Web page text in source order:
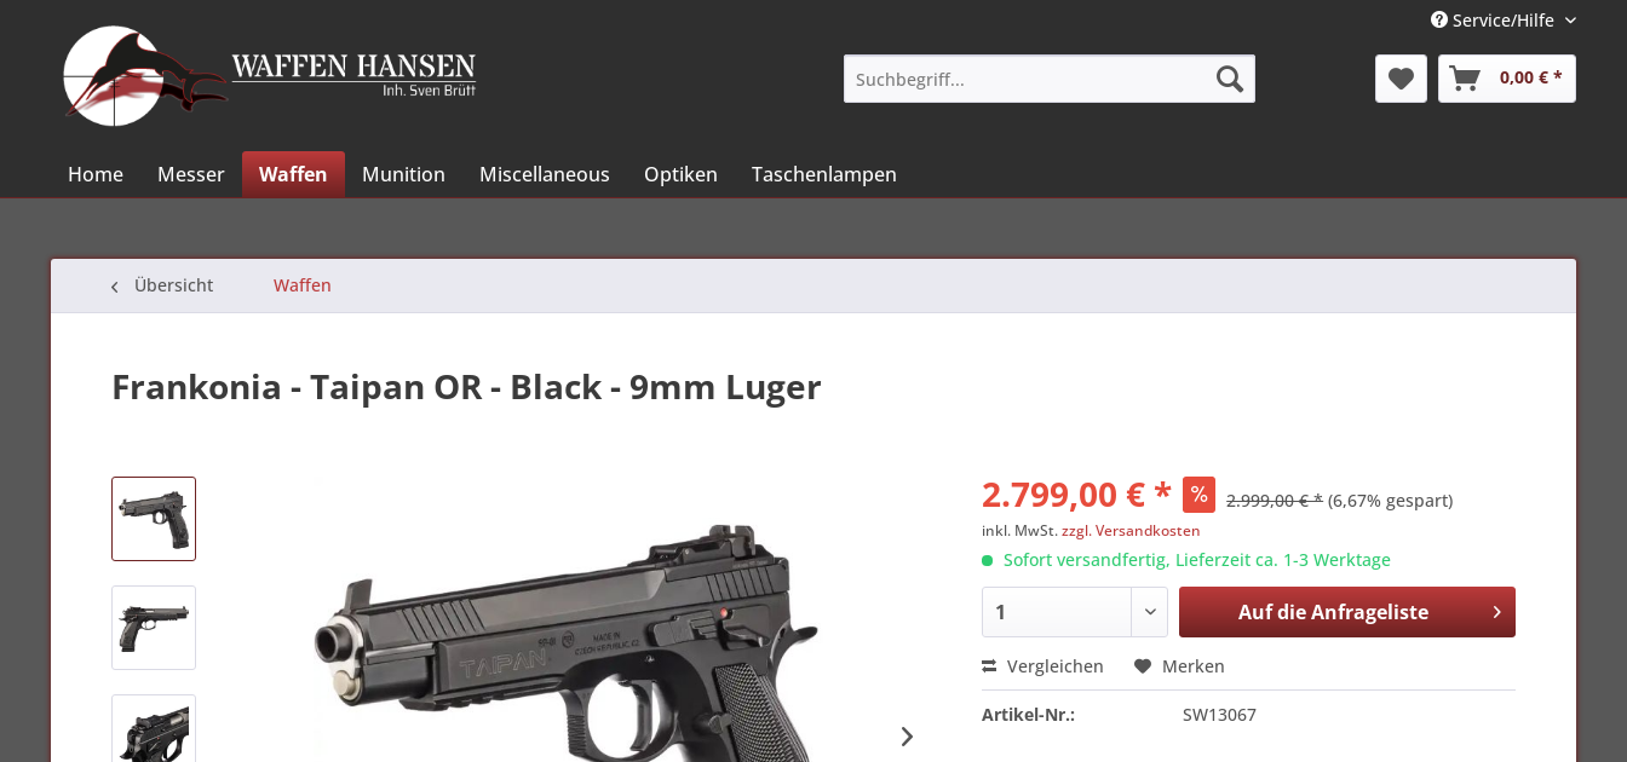
Service/Hilfe
0,00 € *
Home Messer Waffen Munition Miscellaneous Optiken Taschenlampen
Übersicht Waffen
Frankonia - Taipan OR - Black - 9mm Luger
2.799,00 € * 2.999,00 € * (6,67% gespart)
inkl. MwSt.zzgl. Versandkosten
Sofort versandfertig, Lieferzeit ca. 1-3 Werktage
Auf dieAnfrageliste
Vergleichen Merken
Artikel-Nr.: SW13067